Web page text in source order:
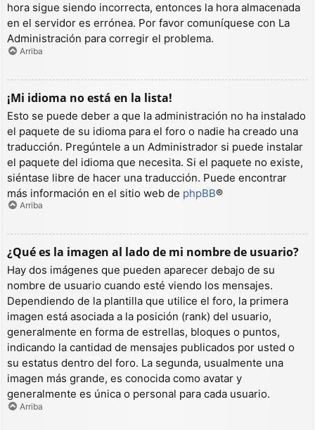
hora sigue siendo incorrecta, entonces la hora almacenada
en el servidor es errónea. Por favor comuníquese con La
Administración para corregir el problema.
Arriba
¡Mi idioma no está en la lista!
Esto se puede deber a que la administración no ha instalado
el paquete de su idioma para el foro o nadie ha creado una
traducción. Pregúntele a un Administrador si puede instalar
el paquete del idioma que necesita. Si el paquete no existe,
siéntase libre de hacer una traducción. Puede encontrar
más información en el sitio web de phpBB®
Arriba
¿Qué es la imagen al lado de mi nombre de usuario?
Hay dos imágenes que pueden aparecer debajo de su
nombre de usuario cuando esté viendo los mensajes.
Dependiendo de la plantilla que utilice el foro, la primera
imagen está asociada a la posición (rank) del usuario,
generalmente en forma de estrellas, bloques o puntos,
indicando la cantidad de mensajes publicados por usted o
su estatus dentro del foro. La segunda, usualmente una
imagen más grande, es conocida como avatar y
generalmente es única o personal para cada usuario.
Arriba